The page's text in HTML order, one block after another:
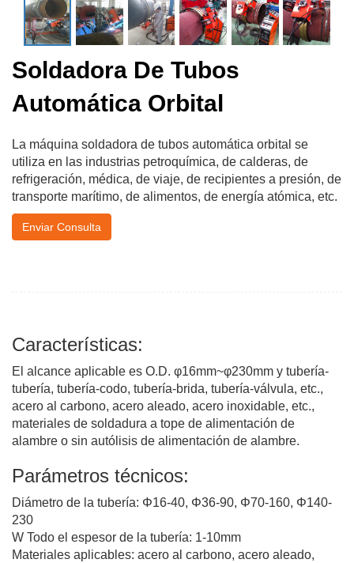
Soldadora De Tubos
Automática Orbital
La máquina soldadora de tubos automática orbital se
utiliza en las industrias petroquímica, de calderas, de
refrigeración, médica, de viaje, de recipientes a presión, de
transporte marítimo, de alimentos, de energía atómica, etc.
Enviar Consulta
Características:
El alcance aplicable es O.D. φ16mm~φ230mm y tubería-
tubería, tubería-codo, tubería-brida, tubería-válvula, etc.,
acero al carbono, acero aleado, acero inoxidable, etc.,
materiales de soldadura a tope de alimentación de
alambre o sin autólisis de alimentación de alambre.
Parámetros técnicos:
Diámetro de la tubería: Φ16-40, Φ36-90, Φ70-160, Φ140-
230
W Todo el espesor de la tubería: 1-10mm
Materiales aplicables: acero al carbono, acero aleado,